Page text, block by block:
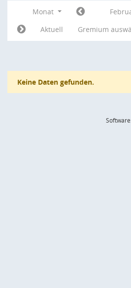
Monat
Aktuell
Gremium
Keine Daten gefunden.